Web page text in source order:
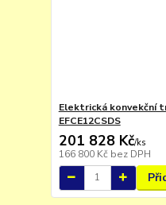
Elektrická konvekční
EFCE12CSDS
201 828 Kč/ks
166 800 Kč bez DPH